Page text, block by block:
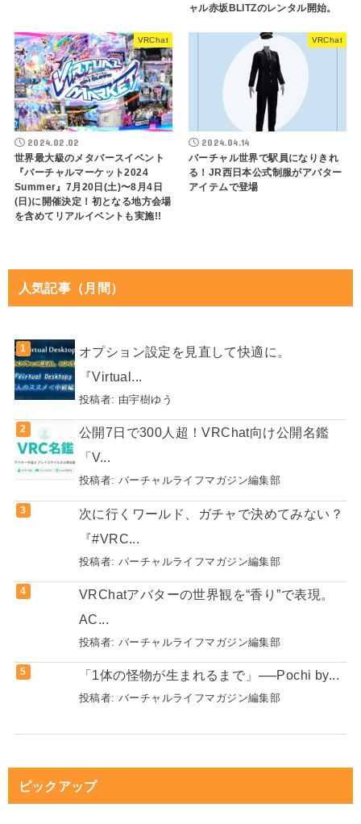
ャル赤坂BLITZのレンタル開始。
VRChat
2024.02.02
世界最大級のメタバースイベント
『バーチャルマーケット2024
Summer』7月20日(土)〜8月4日
(日)に開催決定！初となる地方会場
を含めてリアルイベントも実施!!
VRChat
2024.04.14
バーチャル世界で駅員になりきれ
る！JR西日本公式制服がアバター
アイテムで登場
人気記事（月間）
オプション設定を見直して快適に。
『Virtual...
投稿者: 由宇樹ゆう
公開7日で300人超！VRChat向け公開名鑑
「V...
投稿者: バーチャルライフマガジン編集部
次に行くワールド、ガチャで決めてみない？
『#VRC...
投稿者: バーチャルライフマガジン編集部
VRChatアバターの世界観を“香り”で表現。
AC...
投稿者: バーチャルライフマガジン編集部
「1体の怪物が生まれるまで」──Pochi by...
投稿者: バーチャルライフマガジン編集部
ピックアップ